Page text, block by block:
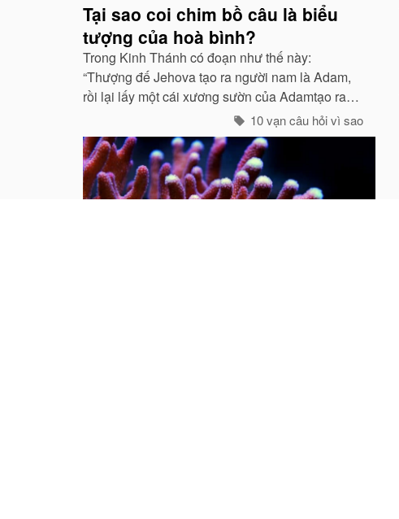
Tại sao coi chim bồ câu là biểu
tượng của hoà bình?
Trong Kinh Thánh có đoạn như thế này:
“Thượng đế Jehova tạo ra người nam là Adam,
rồi lại lấy một cái xương sườn của Adamtạo ra
con người nữ Eva, nhờ đó con cháu của họ sinh
sôi nảy nở và làm ăn sinh sống rất hưng thịnh...
10 vạn câu hỏi vì sao